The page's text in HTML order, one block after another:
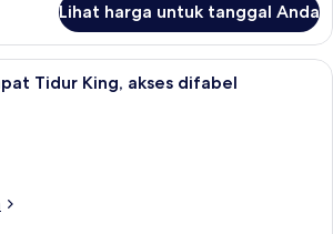
Lihat harga untuk tanggal Anda
Tidur King, akses difabel